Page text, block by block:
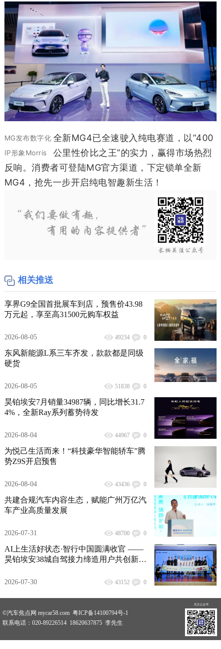
MG发布数字化
IP形象Morris
全新MG4已全速驶入纯电赛道，以“400
公里性价比之王”的实力，赢得市场热烈
反响。消费者可登陆MG官方渠道，下定锁单全新
MG4，抢先一步开启纯电智趣新生活！
相关推送
享界G9全国首批展车到店，预售价43.98
万元起，享至高31500元购车权益
2026-08-05 49234 0
东风新能源L系三车齐发，款款都是同级
硬货
2026-08-05 51838 0
昊铂埃安7月销量34987辆，同比增长31.7
4%，全新Ray系列蓄势待发
2026-08-04 44967 0
为悦己生活而来！“科技豪华智能轿车”腾
势Z9S开启预售
2026-08-04 43436 0
共建合规汽车内容生态，赋能广州万亿汽
车产业高质量发展
2026-07-31 48700 0
AI上生活好状态·智行中国圆满收官 ——
昊铂埃安38城自驾接力缔造用户共创新范
2026-07-30 43152 0
©汽车焦点网 mycar58.com 粤ICP备14100794号-1
联系电话：020-89226514 18620637875 李先生
关注公众号